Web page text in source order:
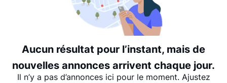
Aucun résultat pour l’instant, mais de
nouvelles annonces arrivent chaque jour.
Il n’y a pas d’annonces ici pour le moment. Ajustez